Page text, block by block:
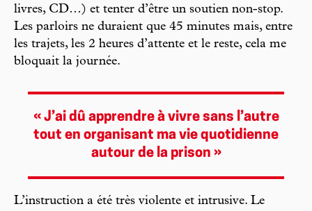
livres, CD…) et tenter d’être un soutien non-stop.
Les parloirs ne duraient que 45 minutes mais, entre
les trajets, les 2 heures d’attente et le reste, cela me
bloquait la journée.
« J’ai dû apprendre à vivre sans l’autre
tout en organisant ma vie quotidienne
autour de la prison »
L’instruction a été très violente et intrusive. Le